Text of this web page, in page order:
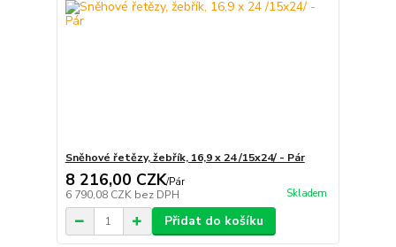
Sněhové řetězy, žebřík, 16,9 x 24 /15x24/ - Pár
8 216,00 CZK/Pár
6 790,08 CZK bez DPH Skladem
Přidat do košíku